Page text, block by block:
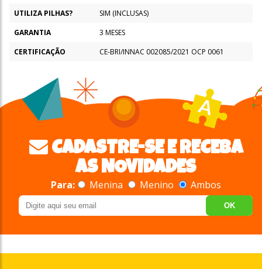
UTILIZA PILHAS?
SIM (INCLUSAS)
GARANTIA
3 MESES
CERTIFICAÇÃO
CE-BRI/INNAC 002085/2021 OCP 0061
CADASTRE-SE E RECEBA
AS NOVIDADES
Para: Menina Menino Ambos
OK